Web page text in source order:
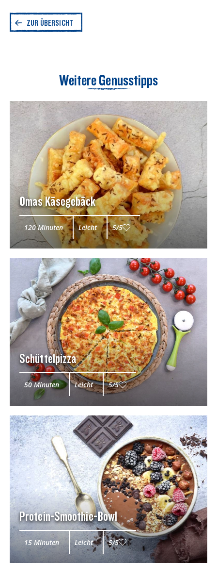
ZUR ÜBERSICHT
Weitere Genusstipps
Omas Käsegebäck
120 Minuten Leicht 5/5
Schüttelpizza
50 Minuten Leicht 5/5
Protein-Smoothie-Bowl
15 Minuten Leicht 5/5